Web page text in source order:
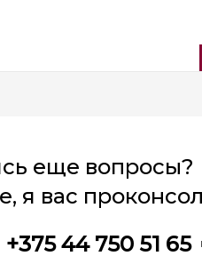
еще вопросы?
я вас
+375 44 750 51 65